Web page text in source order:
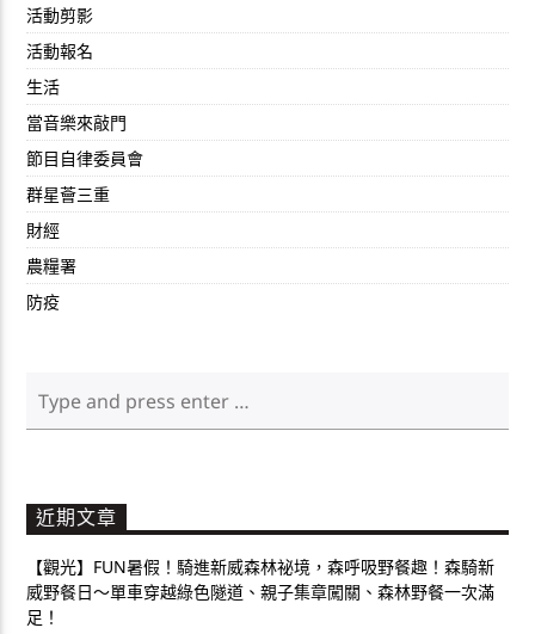
活動剪影
活動報名
生活
當音樂來敲門
節目自律委員會
群星薈三重
財經
農糧署
防疫
近期文章
【觀光】FUN暑假！騎進新威森林祕境，森呼吸野餐趣！森騎新
威野餐日～單車穿越綠色隧道、親子集章闖關、森林野餐一次滿
足！